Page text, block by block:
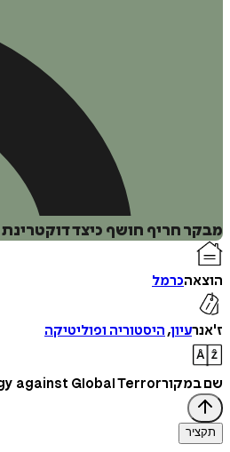
מבקר חריף חושף כיצד
הוצאהכרמל
ז'אנרעיון,היסטוריה ופוליטיקה
שם במקורagainst Global Terror
תקציר